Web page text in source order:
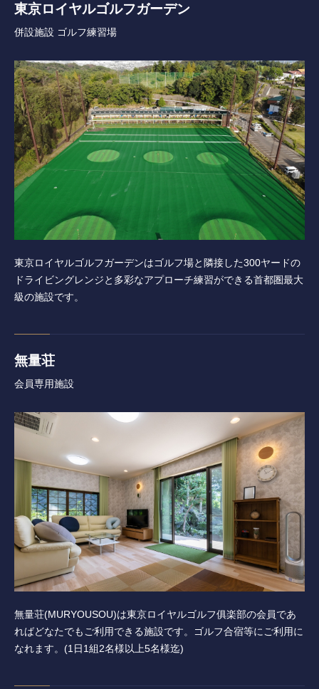
東京ロイヤルゴルフガーデン
併設施設 ゴルフ練習場
東京ロイヤルゴルフガーデンはゴルフ場と隣接した300ヤードの
ドライビングレンジと多彩なアプローチ練習ができる首都圏最大
級の施設です。
無量荘
会員専用施設
無量荘(MURYOUSOU)は東京ロイヤルゴルフ俱楽部の会員であ
ればどなたでもご利用できる施設です。ゴルフ合宿等にご利用に
なれます。(1日1組2名様以上5名様迄)